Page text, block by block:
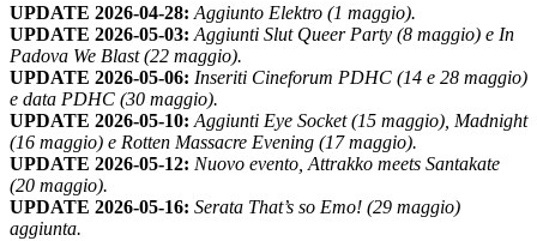
UPDATE 2026-04-28: Aggiunto Elektro (1 maggio).
UPDATE 2026-05-03: Aggiunti Slut Queer Party (8 maggio) e In
Padova We Blast (22 maggio).
UPDATE 2026-05-06: Inseriti Cineforum PDHC (14 e 28 maggio)
e data PDHC (30 maggio).
UPDATE 2026-05-10: Aggiunti Eye Socket (15 maggio), Madnight
(16 maggio) e Rotten Massacre Evening (17 maggio).
UPDATE 2026-05-12: Nuovo evento, Attrakko meets Santakate
(20 maggio).
UPDATE 2026-05-16: Serata That’s so Emo! (29 maggio)
aggiunta.